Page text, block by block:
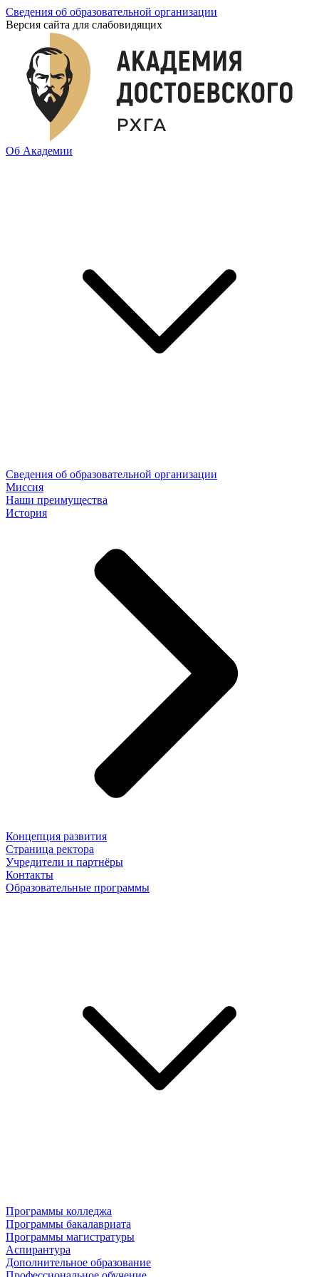
Сведения об образовательной организации
Версия сайта для слабовидящих
Об Академии
Сведения об образовательной организации
Миссия
Наши преимущества
История
Концепция развития
Страница ректора
Учредители и партнёры
Контакты
Образовательные программы
Программы колледжа
Программы бакалавриата
Программы магистратуры
Аспирантура
Дополнительное образование